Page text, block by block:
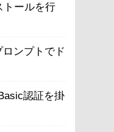
トールを行
ロンプトでド
認証を掛